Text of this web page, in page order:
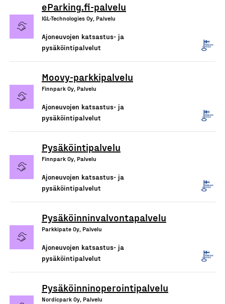
eParking.fi-palvelu
IGL-Technologies Oy, Palvelu
Ajoneuvojen katsastus- ja
pysäköintipalvelut
Moovy-parkkipalvelu
Finnpark Oy, Palvelu
Ajoneuvojen katsastus- ja
pysäköintipalvelut
Pysäköintipalvelu
Finnpark Oy, Palvelu
Ajoneuvojen katsastus- ja
pysäköintipalvelut
Pysäköinninvalvontapalvelu
Parkkipate Oy, Palvelu
Ajoneuvojen katsastus- ja
pysäköintipalvelut
Pysäköinninoperointipalvelu
Nordicpark Oy, Palvelu